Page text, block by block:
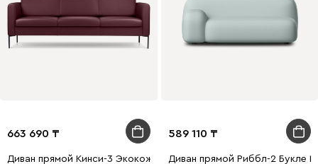
663 690
Диван прямой Кинси-3 Экокожа Бордовый
589 110
Диван прямой Риббл-2 Букле